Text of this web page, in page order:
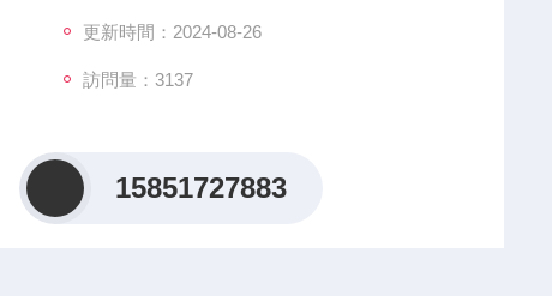
更新時間：2024-08-26
訪問量：3137
15851727883